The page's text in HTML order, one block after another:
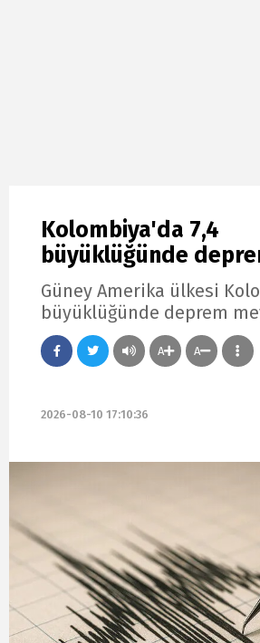
Kolombiya'da 7,4
büyüklüğünde
Güney Amerika ülkesi
büyüklüğünde deprem
A A
2026-08-10 17:10:36